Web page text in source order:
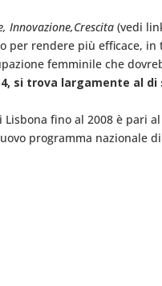
Innovazione,Crescita (vedi
per rendere più efficace,
femminile che
si trova largamente al
fino al 2008 è pari
programma nazionale